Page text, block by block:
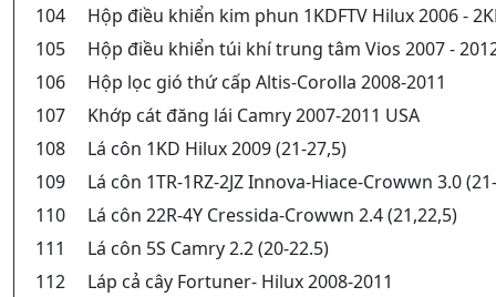
104
Hộp điều khiển kim phun 1KDFTV Hilux 2006 -
105
Hộp điều khiển túi khí trung tâm Vios 2007 -
106
Hộp lọc gió thứ cấp Altis-Corolla 2008-2011
107
Khớp cát đăng lái Camry 2007-2011 USA
108
Lá côn 1KD Hilux 2009 (21-27,5)
109
Lá côn 1TR-1RZ-2JZ Innova-Hiace-Crowwn 3.0
110
Lá côn 22R-4Y Cressida-Crowwn 2.4 (21,22,5)
111
Lá côn 5S Camry 2.2 (20-22.5)
112
Láp cả cây Fortuner- Hilux 2008-2011